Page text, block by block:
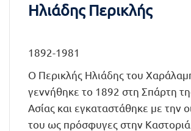
Ηλιάδης Περικλής
1892-1981
Ο Περικλής Ηλιάδης του
γεννήθηκε το 1892 στη Σπάρτη
Ασίας και εγκαταστάθηκε με την
του ως πρόσφυγες στην Καστοριά.